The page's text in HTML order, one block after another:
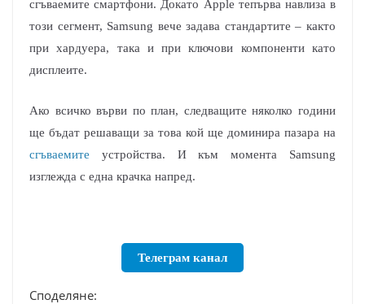
сгъваемите смартфони. Докато Apple тепърва навлиза в
този сегмент, Samsung вече задава стандартите – както
при хардуера, така и при ключови компоненти като
дисплеите.
Ако всичко върви по план, следващите няколко години
ще бъдат решаващи за това кой ще доминира пазара на
сгъваемите устройства. И към момента Samsung
изглежда с една крачка напред.
Телеграм канал
Споделяне: